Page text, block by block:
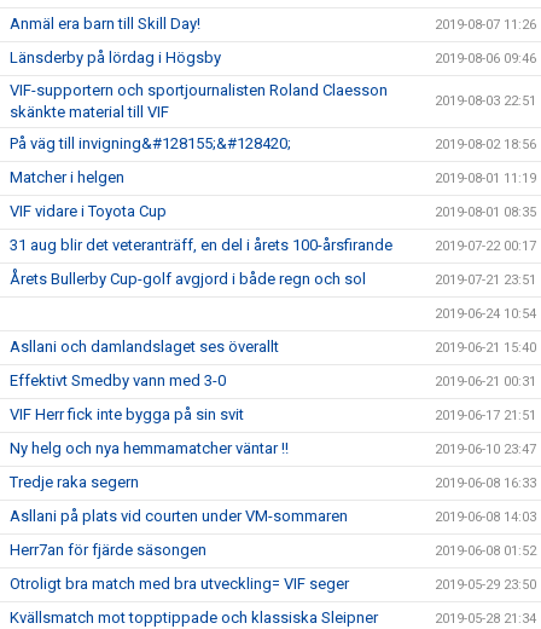
Anmäl era barn till Skill Day! 2019-08-07 11:26
Länsderby på lördag i Högsby 2019-08-06 09:46
VIF-supportern och sportjournalisten Roland Claesson
skänkte material till VIF
2019-08-03 22:51
På väg till invigning&#128155;&#128420; 2019-08-02 18:56
Matcher i helgen 2019-08-01 11:19
VIF vidare i Toyota Cup 2019-08-01 08:35
31 aug blir det veteranträff, en del i årets 100-årsfirande 2019-07-22 00:17
Årets Bullerby Cup-golf avgjord i både regn och sol 2019-07-21 23:51
2019-06-24 10:54
Asllani och damlandslaget ses överallt 2019-06-21 15:40
Effektivt Smedby vann med 3-0 2019-06-21 00:31
VIF Herr fick inte bygga på sin svit 2019-06-17 21:51
Ny helg och nya hemmamatcher väntar !! 2019-06-10 23:47
Tredje raka segern 2019-06-08 16:33
Asllani på plats vid courten under VM-sommaren 2019-06-08 14:03
Herr7an för fjärde säsongen 2019-06-08 01:52
Otroligt bra match med bra utveckling= VIF seger 2019-05-29 23:50
Kvällsmatch mot topptippade och klassiska Sleipner 2019-05-28 21:34